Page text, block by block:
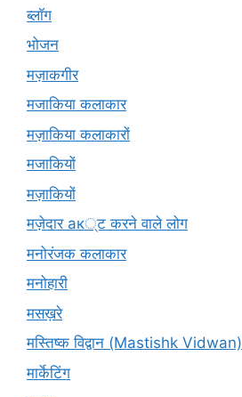
ब्लॉग
भोजन
मज़ाकगीर
मजाकिया कलाकार
मज़ाकिया कलाकारों
मजाकियों
मज़ाकियों
मज़ेदार ак्ट करने वाले लोग
मनोरंजक कलाकार
मनोहारी
मसख़रे
मस्तिष्क विद्वान (Mastishk Vidwan)
मार्केटिंग